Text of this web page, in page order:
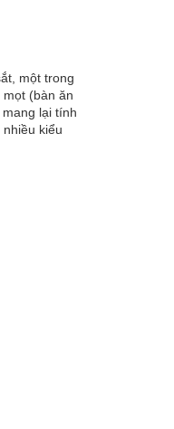
một trong
(bàn ăn
lại tính
kiểu